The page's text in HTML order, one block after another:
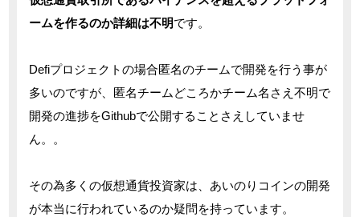
ームを作るのか詳細は不明です。
Defiプロジェクトの場合匿名のチームで開発を行う事が
多いのですが、匿名チームどころかチーム名さえ不明で
開発の進捗をGithubで公開することさえしていませ
ん。。
その為多くの仮想通貨投資家は、あいのりコインの開発
が本当に行われているのか疑問を持っています。